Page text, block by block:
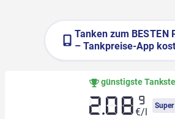
Tanken zum BESTEN
– Tankpreise-App
günstigste
2.08 9
€/l
Super